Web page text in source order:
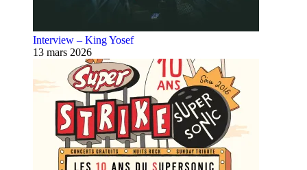
Interview – King Yosef
13 mars 2026